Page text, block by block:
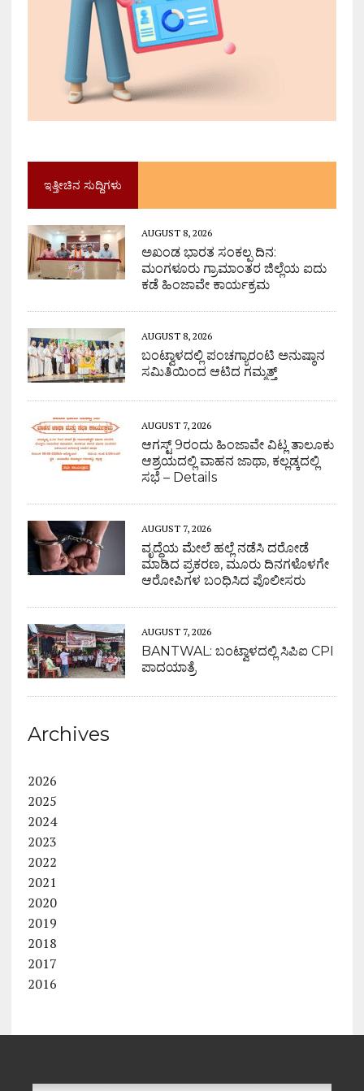
ಇತ್ತೀಚಿನ ಸುದ್ದಿಗಳು
AUGUST 8, 2026
ಅಖಂಡ ಭಾರತ ಸಂಕಲ್ಪ ದಿನ:
ಮಂಗಳೂರು ಗ್ರಾಮಾಂತರ ಜಿಲ್ಲೆಯ ಐದು
ಕಡೆ ಹಿಂಜಾವೇ ಕಾರ್ಯಕ್ರಮ
AUGUST 8, 2026
ಬಂಟ್ವಾಳದಲ್ಲಿ ಪಂಚಗ್ಯಾರಂಟಿ ಅನುಷ್ಠಾನ
ಸಮಿತಿಯಿಂದ ಆಟಿದ ಗಮ್ಮತ್ತ್
AUGUST 7, 2026
ಆಗಸ್ಟ್ 9ರಂದು ಹಿಂಜಾವೇ ವಿಟ್ಲ ತಾಲೂಕು
ಆಶ್ರಯದಲ್ಲಿ ವಾಹನ ಜಾಥಾ, ಕಲ್ಲಡ್ಕದಲ್ಲಿ
ಸಭೆ – Details
AUGUST 7, 2026
ವೃದ್ಧೆಯ ಮೇಲೆ ಹಲ್ಲೆ ನಡೆಸಿ ದರೋಡೆ
ಮಾಡಿದ ಪ್ರಕರಣ, ಮೂರು ದಿನಗಳೊಳಗೇ
ಆರೋಪಿಗಳ ಬಂಧಿಸಿದ ಪೊಲೀಸರು
AUGUST 7, 2026
BANTWAL: ಬಂಟ್ವಾಳದಲ್ಲಿ ಸಿಪಿಐ CPI
ಪಾದಯಾತ್ರೆ
Archives
2026
2025
2024
2023
2022
2021
2020
2019
2018
2017
2016